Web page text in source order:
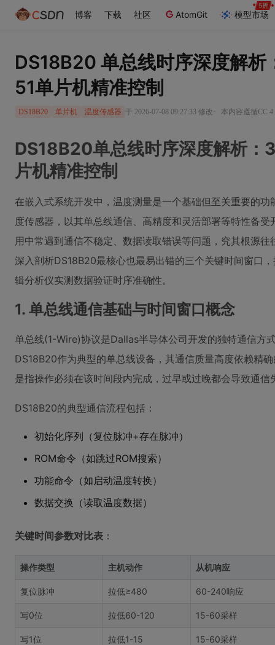
博客 下载 社区 AtomGit 模型市场
DS18B20 单总线时序深度解
51单片机精准控制
DS18B20 单片机 温度传感器 于 2026-07-08 09:27:33 修改 · 本内容遵循CC
DS18B20单总线时序深度解析：
片机精准控制
在嵌入式系统开发中，温度测量是一个基础但至关重要的
度传感器，以其单总线通信、高精度和灵活部署等特性备
用中常遇到通信不稳定、数据读取错误等问题，究其根源
深入剖析DS18B20最核心也最易出错的三个关键时间窗口
辑分析仪实测数据验证时序准确性。
1. 单总线通信基础与时间窗口概念
单总线(1-Wire)协议是Dallas半导体公司开发的独特通信方
DS18B20作为典型的单总线设备，其通信质量高度依赖精
是指操作必须在该时间段内完成，过早或过晚都会导致通信
DS18B20的典型通信流程包括：
初始化序列（复位脉冲+存在脉冲）
ROM命令（如跳过ROM搜索）
功能命令（如启动温度转换）
数据交换（读取温度数据）
关键时间参数对比表 ：
操作类型 主机动作 从机响应
复位脉冲 拉低≥480 60-240响应
写0位 拉低60-120 15-60采样
写1位 拉低1-15 15-60采样